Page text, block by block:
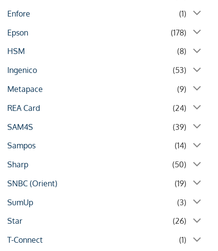
Enfore
(1)
Epson
(178)
HSM
(8)
Ingenico
(53)
Metapace
(9)
REA Card
(24)
SAM4S
(39)
Sampos
(14)
Sharp
(50)
SNBC (Orient)
(19)
SumUp
(3)
Star
(26)
T-Connect
(1)